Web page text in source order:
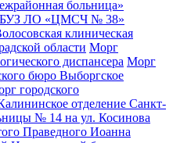
больница»
ЛО «ЦМСЧ № 38»
клиническая
области Морг
диспансера Морг
бюро Выборгское
городского
отделение Санкт-
№ 14 на ул. Косинова
Праведного Иоанна